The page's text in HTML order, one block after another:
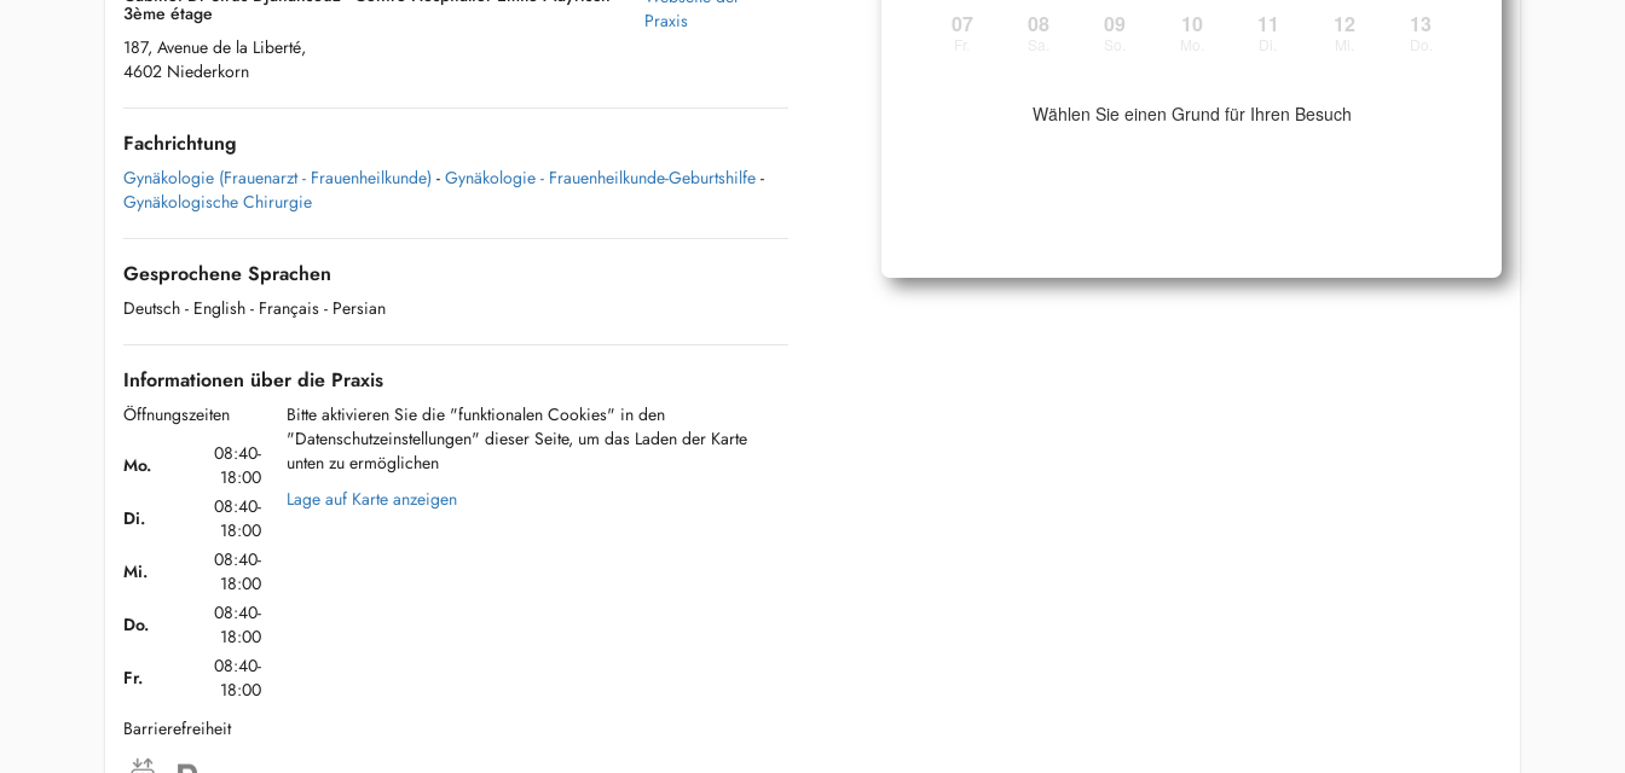
07 08 09 10 11 12 13
Wählen Sie einen Grund für Ihren Besuch
3ème étage
187, Avenue de la Liberté,
4602 Niederkorn
Praxis
Fachrichtung
Gynäkologie (Frauenarzt - Frauenheilkunde) - Gynäkologie - Frauenheilkunde-Geburtshilfe -
Gynäkologische Chirurgie
Gesprochene Sprachen
Deutsch - English - Français - Persian
Informationen über die Praxis
Öffnungszeiten
Mo.
08:40-
18:00
Di.
08:40-
18:00
Mi.
08:40-
18:00
Do.
08:40-
18:00
Fr.
08:40-
18:00
Barrierefreiheit
Bitte aktivieren Sie die "funktionalen Cookies" in den
"Datenschutzeinstellungen" dieser Seite, um das Laden der Karte
unten zu ermöglichen
Lage auf Karte anzeigen